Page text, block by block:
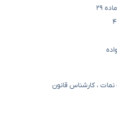
، کارشناس قانون